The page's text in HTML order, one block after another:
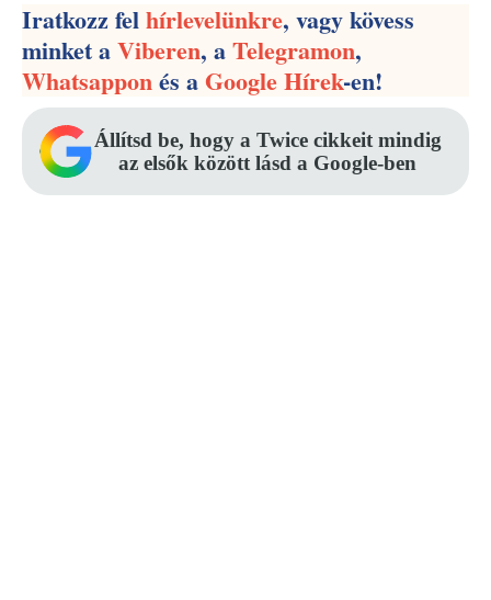
Iratkozz felhírlevelünkre, vagy kövess
minket aViberen, aTelegramon,
Whatsapponés aGoogle Hírek-en!
Állítsd be, hogy a Twice cikkeit mindig
az elsők között lásd a Google-ben